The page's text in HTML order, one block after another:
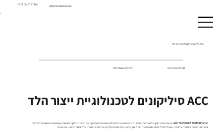
+972 08-9797490 adi@manbond.co.il
חברת ACC SILICONES EUROPE
מציעה מבחר מגוון של מערכות סיליקון חד רכיביות ודו רכיביות לתעשיית האלקטרוניקה ,עם הכוונה מדוייקת ליציקות מגן אופטיות גמישות על גבי לדים
ציפוי המגן מותאם לשמירה על תדר - גוון הלד מבלי לעוות את התאורה הנדרשת , כמו כן בעל עמידות לקרינת UV שמש ושמירה על צלילות הציפוי - אינו מצהיב
ACC סיליקונים לטכנולוגיית ייצור הלד
ACC סיליקונים לטכנולוגיית ייצור הלד
לפרטים והצעת מחיר מוצרים ומידע טכני